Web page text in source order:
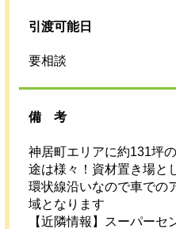
引渡可能日
要相談
備考
神居町エリアに約131坪
途は様々！資材置き場と
環状線沿いなので車で
域となります
【近隣情報】スーパー